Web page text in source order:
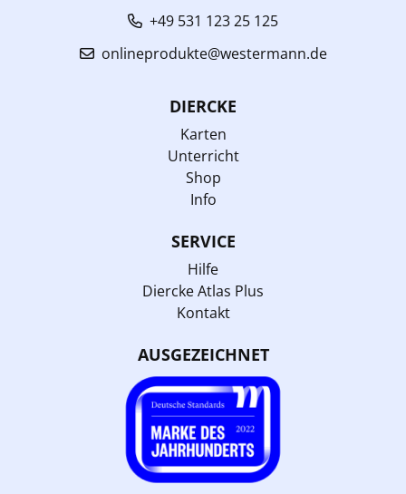
+49 531 123 25 125
onlineprodukte@westermann.de
DIERCKE
Karten
Unterricht
Shop
Info
SERVICE
Hilfe
Diercke Atlas Plus
Kontakt
AUSGEZEICHNET